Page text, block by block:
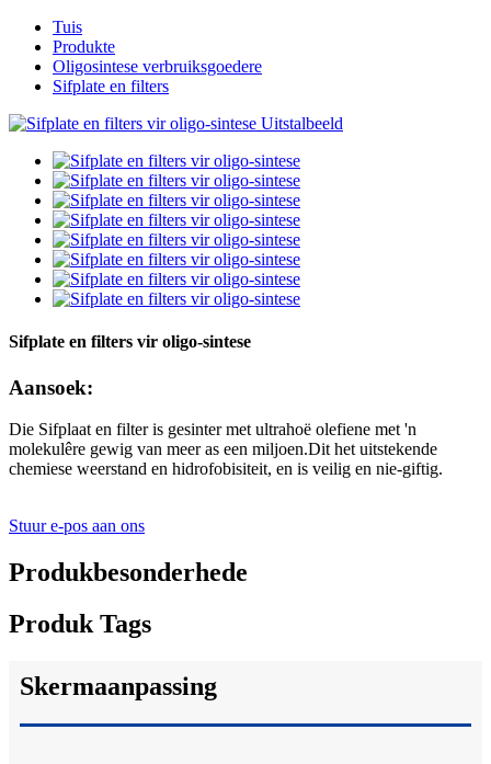
Tuis
Produkte
Oligosintese verbruiksgoedere
Sifplate en filters
Sifplate en filters vir oligo-sintese
Aansoek:
Die Sifplaat en filter is gesinter met ultrahoë olefiene met 'n
molekulêre gewig van meer as een miljoen.Dit het uitstekende
chemiese weerstand en hidrofobisiteit, en is veilig en nie-giftig.
Stuur e-pos aan ons
Produkbesonderhede
Produk Tags
Skermaanpassing